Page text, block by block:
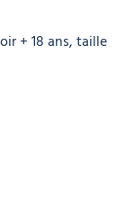
+ 18 ans, taille